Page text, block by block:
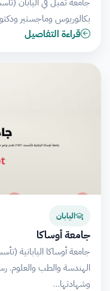
بكالوريوس وماجستير
قراءة التفاصيل
اليابان
جامعة أوساكا
وشهادتها…